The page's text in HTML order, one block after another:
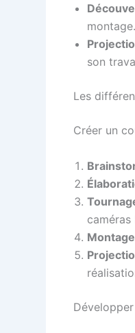
montage.
son
Les
Créer un
caméras
Montage